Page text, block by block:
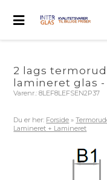
2 lags
lamineret glas
Varenr.:8LEF8LEFSEN2P37
Du er her: Forside »
Lamineret + Lamineret